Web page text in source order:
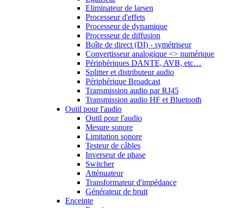
Eliminateur de larsen
Processeur d'effets
Processeur de dynamique
Processeur de diffusion
Boîte de direct (DI) - symétriseur
Convertisseur analogique <> numérique
Périphériques DANTE, AVB, etc…
Splitter et distributeur audio
Périphérique Broadcast
Transmission audio par RJ45
Transmission audio HF et Bluetooth
Outil pour l'audio
Outil pour l'audio
Mesure sonore
Limitation sonore
Testeur de câbles
Inverseur de phase
Switcher
Atténuateur
Transformateur d'impédance
Générateur de bruit
Enceinte